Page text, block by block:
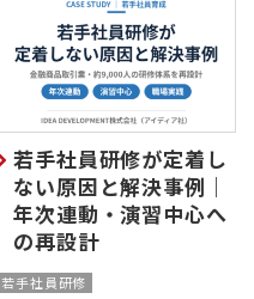
若手社員研修が定着し
ない原因と解決事例｜
年次連動・演習中心へ
の再設計
若手社員研修